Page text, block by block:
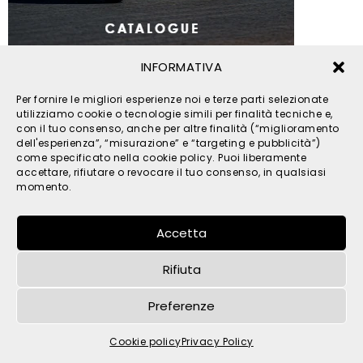
INFORMATIVA
Per fornire le migliori esperienze noi e terze parti selezionate
utilizziamo cookie o tecnologie simili per finalità tecniche e,
con il tuo consenso, anche per altre finalità (“miglioramento
dell'esperienza”, “misurazione” e “targeting e pubblicità”)
come specificato nella cookie policy. Puoi liberamente
accettare, rifiutare o revocare il tuo consenso, in qualsiasi
momento.
Accetta
Rifiuta
Preferenze
Cookie policyPrivacy Policy
IT05121480262 -privacy-cookies - by